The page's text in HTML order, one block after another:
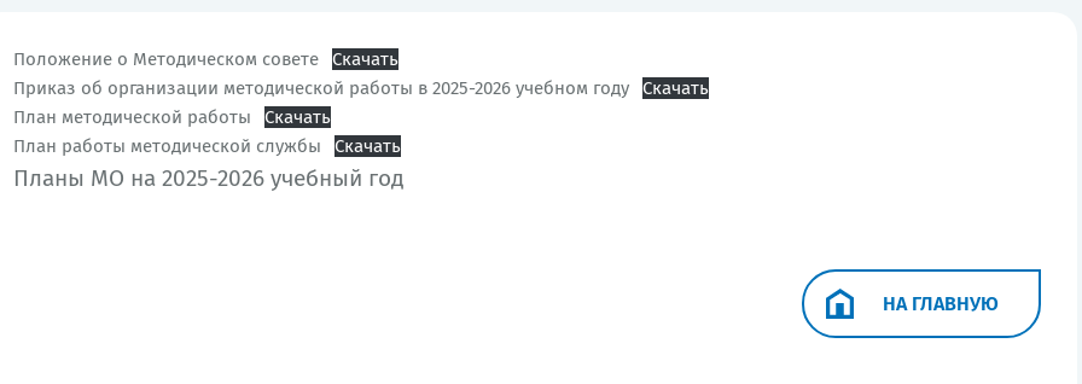
Положение о Методическом совете
Скачать
Приказ об организации методической работы в 2025-2026 учебном году
Скачать
План методической работы
Скачать
План работы методической службы
Скачать
Планы МО на 2025-2026 учебный год
НА ГЛАВНУЮ